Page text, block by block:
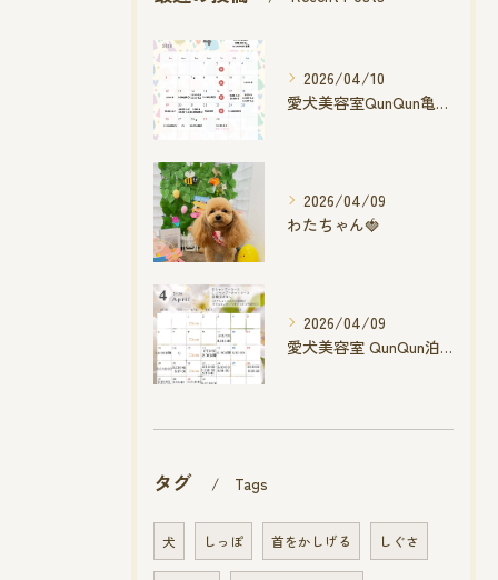
2026/04/10
愛犬美容室QunQun亀山エコー店
2026/04/09
わたちゃん🍓
2026/04/09
愛犬美容室 QunQun泊店 4月空き状況です
タグ Tags
犬 しっぽ 首をかしげる しぐさ